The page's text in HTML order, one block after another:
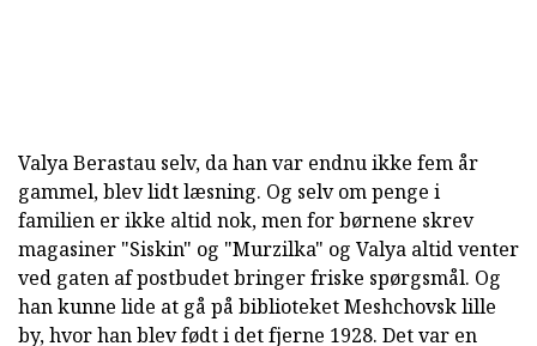
Valya Berastau selv, da han var endnu ikke fem år
gammel, blev lidt læsning. Og selv om penge i
familien er ikke altid nok, men for børnene skrev
magasiner "Siskin" og "Murzilka" og Valya altid venter
ved gaten af postbudet bringer friske spørgsmål. Og
han kunne lide at gå på biblioteket Meshchovsk lille
by, hvor han blev født i det fjerne 1928. Det var en